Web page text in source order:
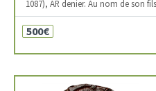
1087), AR denier. Au nom de son
500€